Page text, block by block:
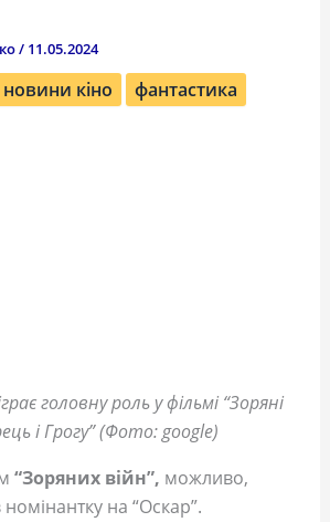
/ 11.05.2024
новини кіно
фантастика
головну роль у фільмі “Зоряні
і Грогу” (Фото: google)
“Зоряних війн”, можливо,
на “Оскар”.